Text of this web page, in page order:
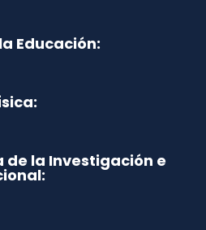
Educación:
la Investigación e